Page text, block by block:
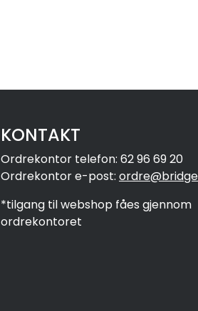
KONTAKT
Ordrekontor telefon: 62 96 69 20
Ordrekontor e-post:
*tilgang til webshop fåes gjennom
ordrekontoret